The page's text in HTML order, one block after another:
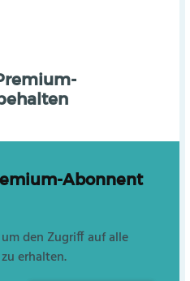
Abonnent
den Zugriff auf alle
erhalten.